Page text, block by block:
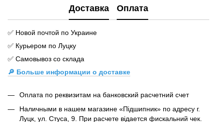
Доставка Оплата
✅ Новой почтой по Украине
✅ Курьером по Луцку
✅ Самовывоз со склада
🔎 Больше информации о доставке
Оплата по реквизитам на банковский расчетний счет
Наличными в нашем магазине «Підшипник» по адресу г.
Луцк, ул. Стуса, 9. При расчете відается фискальний чек.